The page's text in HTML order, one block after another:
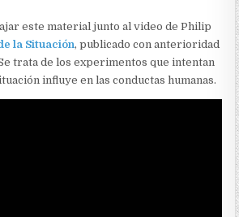
este material junto al video de Philip
la Situación, publicado con anterioridad
trata de los experimentos que intentan
influye en las conductas humanas.